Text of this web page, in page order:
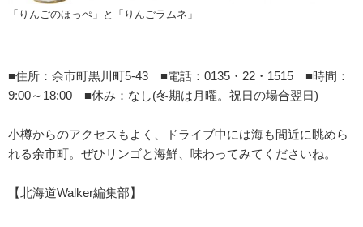
「りんごのほっぺ」と「りんごラムネ」
■住所：余市町黒川町5-43 ■電話：0135・22・1515 ■時間：
9:00～18:00 ■休み：なし(冬期は月曜。祝日の場合翌日)
小樽からのアクセスもよく、ドライブ中には海も間近に眺めら
れる余市町。ぜひリンゴと海鮮、味わってみてくださいね。
【北海道Walker編集部】